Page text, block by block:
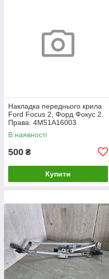
Накладка переднього крила
Ford Focus 2, Форд Фокус 2.
Права. 4M51A16003
В наявності
500 ₴
Купити